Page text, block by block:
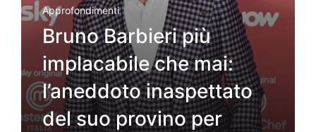
Approfondimenti
Bruno Barbieri più
implacabile che mai:
l’aneddoto inaspettato
del suo provino per